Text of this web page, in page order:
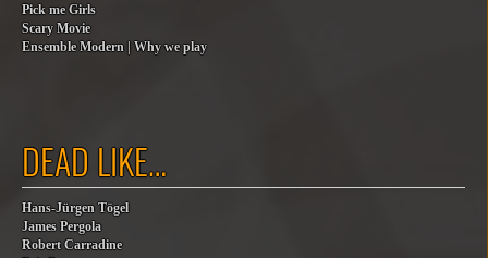
Pick me Girls
Scary Movie
Ensemble Modern | Why we play
DEAD LIKE…
Hans-Jürgen Tögel
James Pergola
Robert Carradine